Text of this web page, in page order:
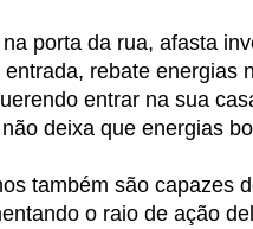
porta da rua, afasta
entrada, rebate energias
entrar na sua
deixa que energias
também são capazes
o raio de ação